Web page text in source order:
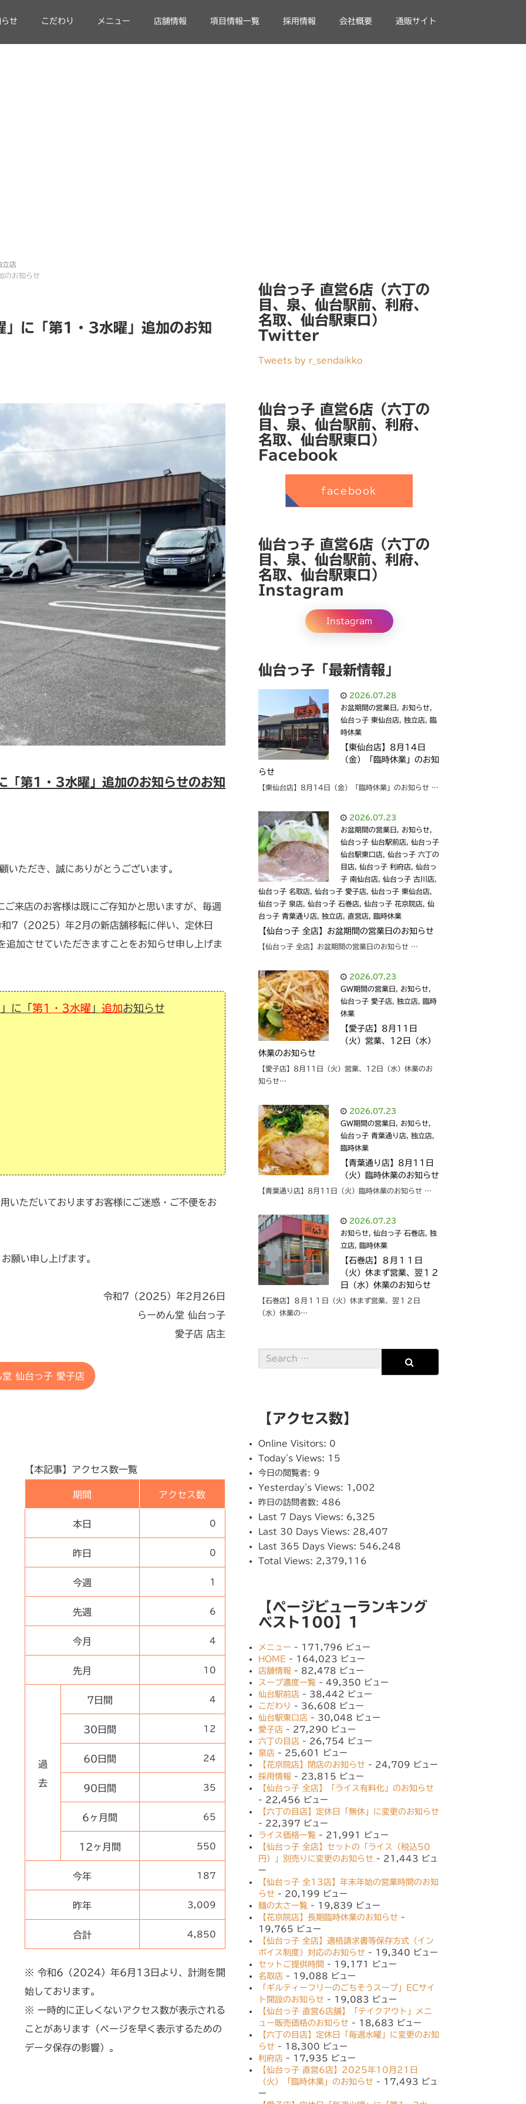
せ こだわり メニュー 店舗情報 項目情報一覧 採用情報 会社概要 通販サイト
立店
のお知らせ
」に「第1・3水曜」追加のお知
「第1・3水曜」追加のお知らせのお知
いただき、誠にありがとうございます。
ご来店のお客様は既にご存知かと思いますが、毎週
和7（2025）年2月の新店舗移転に伴い、定休日
追加させていただきますことをお知らせ申し上げま
」に「 第1・3水曜 」 追加お知らせ
いただいておりますお客様にご迷惑・ご不便をお
願い申し上げます。
令和7（2025）年2月26日
らーめん堂 仙台っ子
愛子店 店主
堂 仙台っ子 愛子店
【本記事】アクセス数一覧
期間 アクセス数
本日 0
昨日 0
今週 1
先週 6
今月 4
先月 10
過
去
7日間 4
30日間 12
60日間 24
90日間 35
6ヶ月間 65
12ヶ月間 550
今年 187
昨年 3,009
合計 4,850
※ 令和6（2024）年6月13日より、計測を開
始しております。
※ 一時的に正しくないアクセス数が表示される
ことがあります（ページを早く表示するための
データ保存の影響）。
仙台っ子 直営6店（六丁の
目、泉、仙台駅前、利府、
名取、仙台駅東口）
Twitter
Tweets by r_sendaikko
仙台っ子 直営6店（六丁の
目、泉、仙台駅前、利府、
名取、仙台駅東口）
Facebook
facebook
仙台っ子 直営6店（六丁の
目、泉、仙台駅前、利府、
名取、仙台駅東口）
Instagram
Instagram
仙台っ子「最新情報」
2026.07.28
お盆期間の営業日
お知らせ
仙台っ子 東仙台店 ,独立店 ,臨
時休業
【東仙台店】8月14日
（金）「臨時休業」のお知
らせ
【東仙台店】8月14日（金）「臨時休業」のお知らせ …
2026.07.23
お盆期間の営業日
お知らせ
仙台っ子 仙台駅前店 ,仙台っ子
仙台駅東口店 ,仙台っ子 六丁の
目店 ,仙台っ子 利府店 ,仙台っ
子 南仙台店 ,仙台っ子 古川店
仙台っ子 名取店 ,仙台っ子 愛子店 ,仙台っ子 東仙台店
仙台っ子 泉店 ,仙台っ子 石巻店 ,仙台っ子 花京院店 ,仙
台っ子 青葉通り店 ,独立店 直営店 ,臨時休業
【仙台っ子 全店】お盆期間の営業日のお知らせ
【仙台っ子 全店】お盆期間の営業日のお知らせ …
2026.07.23
GW期間の営業日
お知らせ
仙台っ子 愛子店 ,独立店 ,臨時
休業
【愛子店】8月11日
（火）営業、12日（水）
休業のお知らせ
【愛子店】8月11日（火）営業、12日（水）休業のお
知らせ…
2026.07.23
GW期間の営業日
お知らせ
仙台っ子 青葉通り店 ,独立店
臨時休業
【青葉通り店】8月11日
（火）臨時休業のお知らせ
【青葉通り店】8月11日（火）臨時休業のお知らせ …
2026.07.23
お知らせ ,仙台っ子 石巻店 ,独
立店 ,臨時休業
【石巻店】８月１１日
（火）休まず営業、翌１２
日（水）休業のお知らせ
【石巻店】８月１１日（火）休まず営業、翌１２日
（水）休業の…
【アクセス数】
Online Visitors: 0
Today's Views: 15
今日の閲覧者: 9
Yesterday's Views: 1,002
昨日の訪問者数:486
Last 7 Days Views: 6,325
Last 30 Days Views: 28,407
Last 365 Days Views: 546,248
Total Views: 2,379,116
【ページビューランキング
ベスト100】1
メニュー - 171,796 ビュー
HOME - 164,023 ビュー
店舗情報 - 82,478 ビュー
スープ濃度一覧 - 49,350 ビュー
仙台駅前店 - 38,442 ビュー
こだわり
- 36,608 ビュー
仙台駅東口店 - 30,048 ビュー
愛子店 - 27,290 ビュー
六丁の目店 - 26,754 ビュー
泉店 - 25,601 ビュー
【花京院店】閉店のお知らせ - 24,709 ビュー
採用情報 - 23,815 ビュー
【仙台っ子 全店】「ライス有料化」のお知らせ
- 22,456 ビュー
【六丁の目店】定休日「無休」に変更のお知らせ
- 22,397 ビュー
ライス価格一覧 - 21,991 ビュー
【仙台っ子 全店】セットの「ライス（税込50
円）」別売りに変更のお知らせ - 21,443 ビュ
ー
【仙台っ子 全13店】年末年始の営業時間のお知
らせ - 20,199 ビュー
麺の太さ一覧 - 19,839 ビュー
【花京院店】長期臨時休業のお知らせ -
19,765 ビュー
【仙台っ子 全店】適格請求書等保存方式（イン
ボイス制度）対応のお知らせ - 19,340 ビュー
セットご提供時間 - 19,171 ビュー
名取店 - 19,088 ビュー
「ギルティーフリーのごちそうスープ」ECサイ
ト開設のお知らせ - 19,083 ビュー
【仙台っ子 直営6店舗】「テイクアウト」メニ
ュー販売価格のお知らせ - 18,683 ビュー
【六丁の目店】定休日「毎週水曜」に変更のお知
らせ - 18,300 ビュー
利府店 - 17,935 ビュー
【仙台っ子 直営6店】2025年10月21日
（火）「臨時休業」のお知らせ - 17,493 ビュ
ー